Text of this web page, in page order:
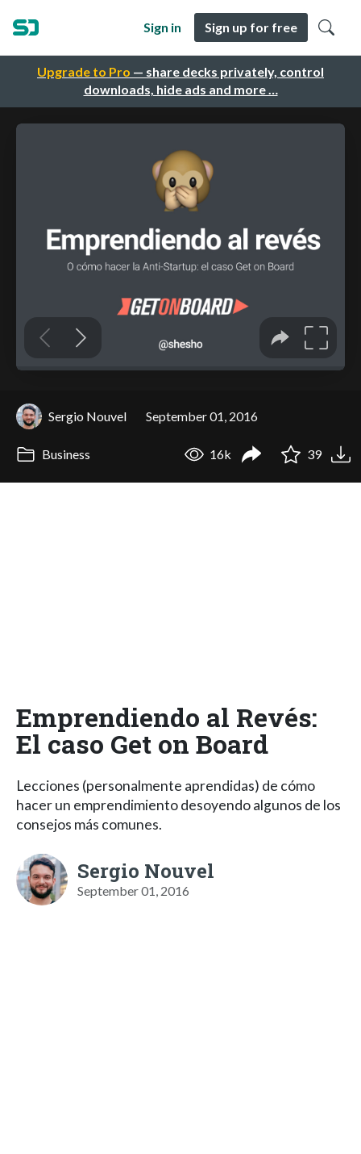
Upgrade to Pro — share decks privately, control
downloads, hide ads and more …
Sign in Sign up for free
Sergio Nouvel September 01, 2016
Business 16k 39
Emprendiendo al Revés:
El caso Get on Board
Lecciones (personalmente aprendidas) de cómo
hacer un emprendimiento desoyendo algunos de los
consejos más comunes.
Sergio Nouvel
September 01, 2016